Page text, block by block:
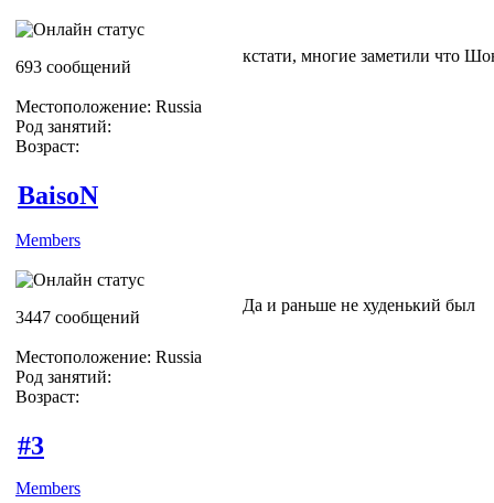
693 сообщений
Местоположение: Russia
Род занятий:
Возраст:
кстати, многие заметили что
BaisoN
Members
3447 сообщений
Местоположение: Russia
Род занятий:
Возраст:
Да и раньше не худенький был
#3
Members